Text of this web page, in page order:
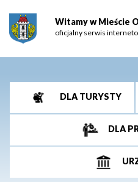
Witamy w Mieście
oficjalny serwis
DLA TURYSTY
DLA